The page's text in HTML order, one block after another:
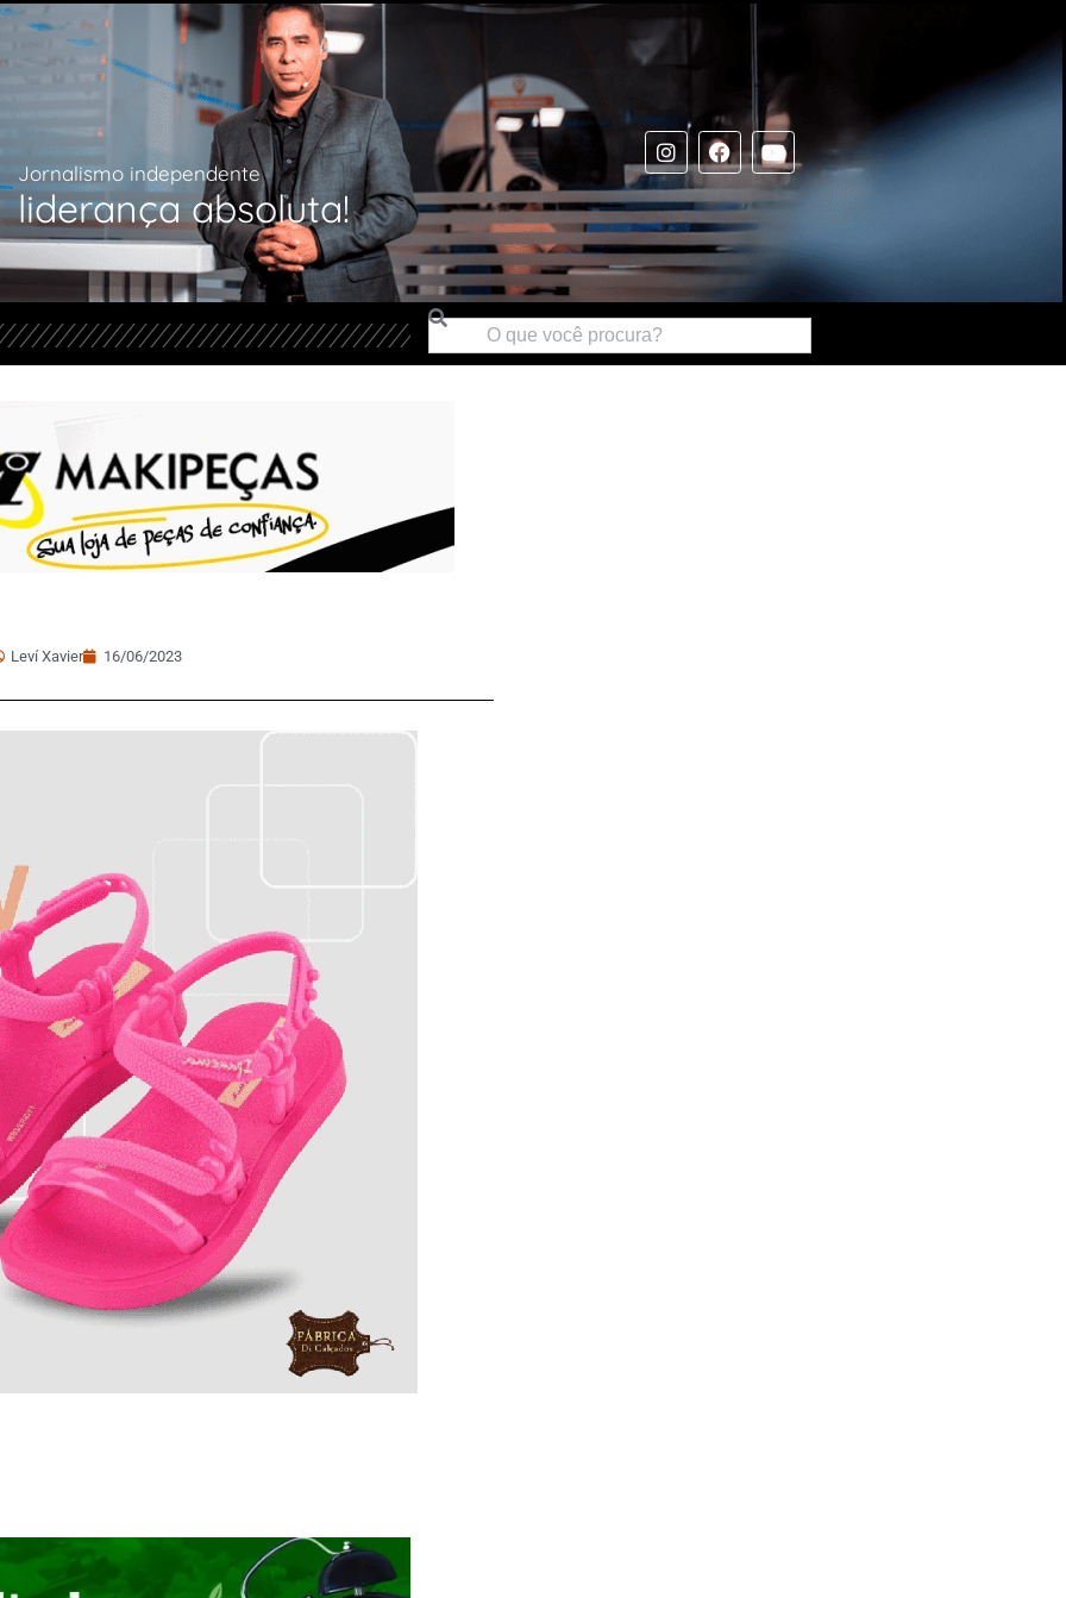
Jornalismo independente
liderança absoluta!
Leví Xavier 16/06/2023